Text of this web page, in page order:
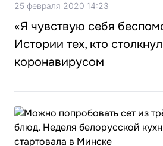
25 февраля 2020 14:23
«Я чувствую себя
Истории тех, кто
коронавирусом